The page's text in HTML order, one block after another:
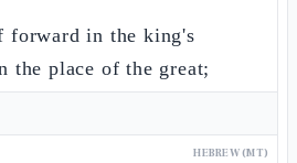
forward in the king's
the place of the great;
HEBREW (MT)